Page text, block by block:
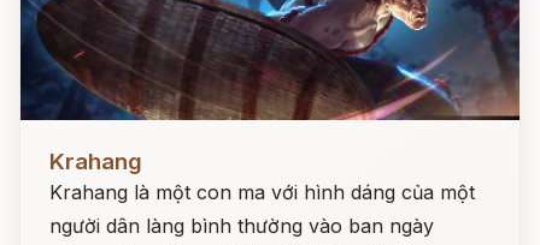
Krahang
Krahang là một con ma với hình dáng của một
người dân làng bình thường vào ban ngày